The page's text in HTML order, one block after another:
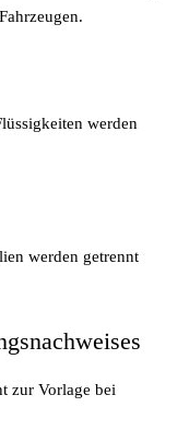
werden
werden getrennt
zur Vorlage bei